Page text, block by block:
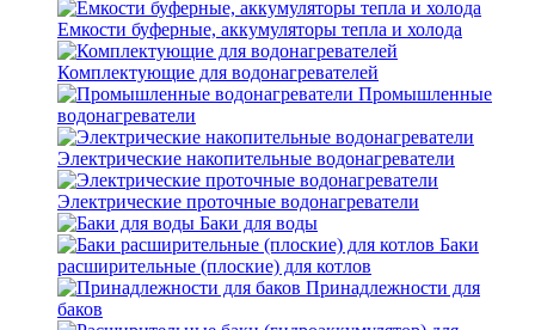
Емкости буферные, аккумуляторы тепла и холода
Комплектующие для водонагревателей
Промышленные
водонагреватели
Электрические накопительные водонагреватели
Электрические проточные водонагреватели
Баки для воды
Баки
расширительные (плоские) для котлов
Принадлежности для
баков